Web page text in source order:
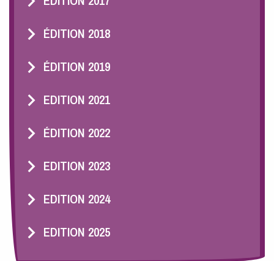
ÉDITION 2018
ÉDITION 2019
EDITION 2021
ÉDITION 2022
EDITION 2023
EDITION 2024
EDITION 2025